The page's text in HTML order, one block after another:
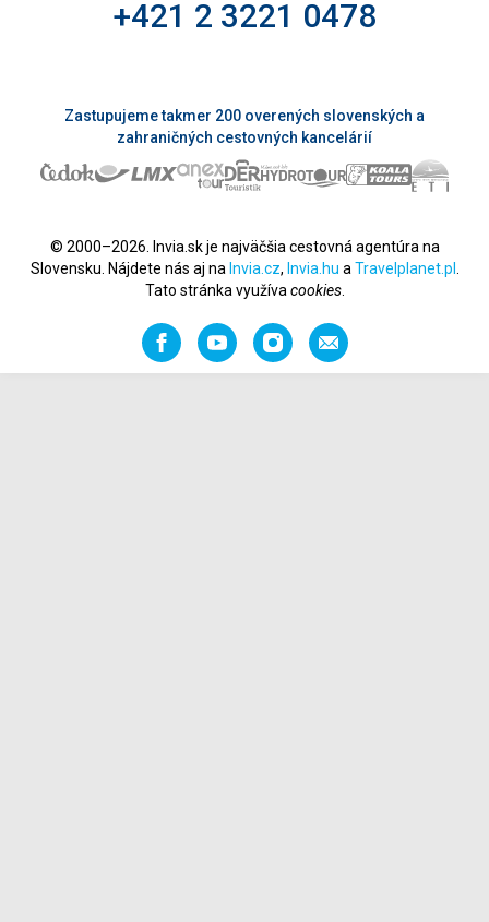
+421 2 3221 0478
Zastupujeme takmer 200 overených slovenských a
zahraničných cestovných kancelárií
© 2000–2026. Invia.sk je najväčšia cestovná agentúra na
Slovensku. Nájdete nás aj na Invia.cz, Invia.hu a Travelplanet.pl
Tato stránka využíva cookies.
FacebookYouTubeInstagramOdporučiť